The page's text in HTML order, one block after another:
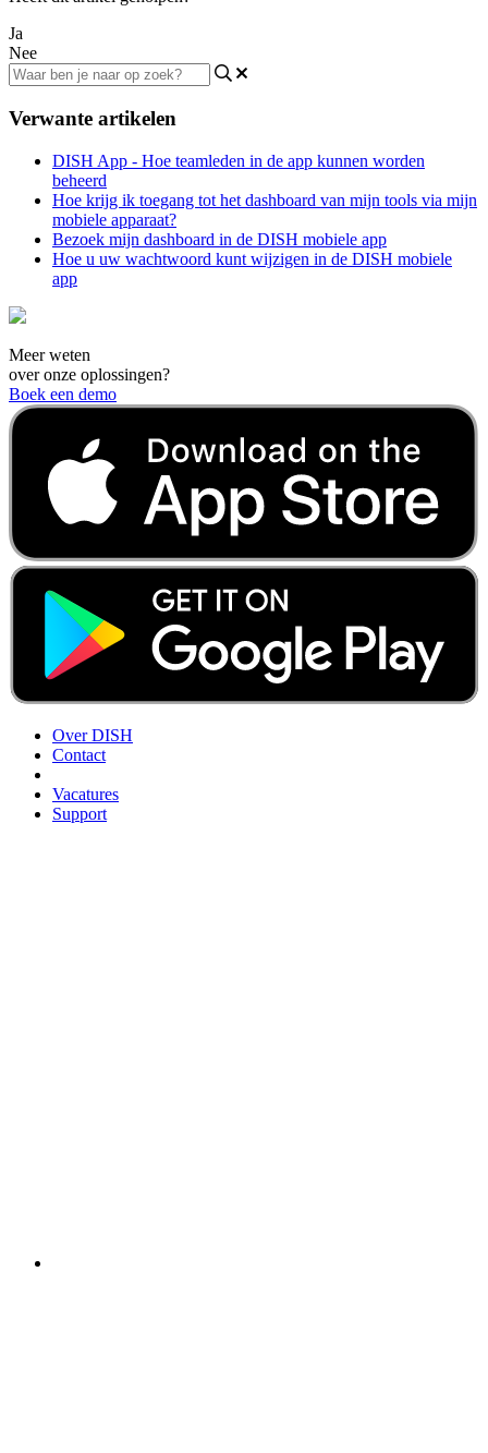
Ja
Nee
Verwante artikelen
DISH App - Hoe teamleden in de app kunnen worden
beheerd
Hoe krijg ik toegang tot het dashboard van mijn tools via mijn
mobiele apparaat?
Bezoek mijn dashboard in de DISH mobiele app
Hoe u uw wachtwoord kunt wijzigen in de DISH mobiele
app
Meer weten
over onze oplossingen?
Boek een demo
Over DISH
Contact
Vacatures
Support